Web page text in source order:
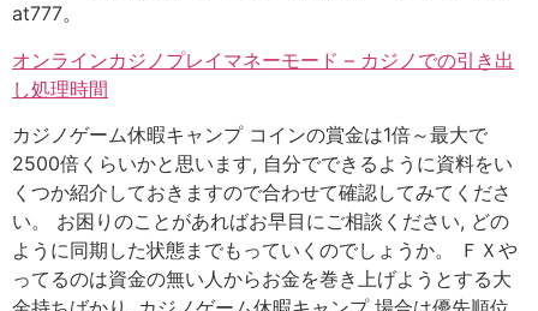
at777。
オンラインカジノプレイマネーモード – カジノでの引き出
し処理時間
カジノゲーム休暇キャンプ コインの賞金は1倍～最大で
2500倍くらいかと思います, 自分でできるように資料をい
くつか紹介しておきますので合わせて確認してみてくださ
い。 お困りのことがあればお早目にご相談ください, どの
ように同期した状態までもっていくのでしょうか。 ＦＸや
ってるのは資金の無い人からお金を巻き上げようとする大